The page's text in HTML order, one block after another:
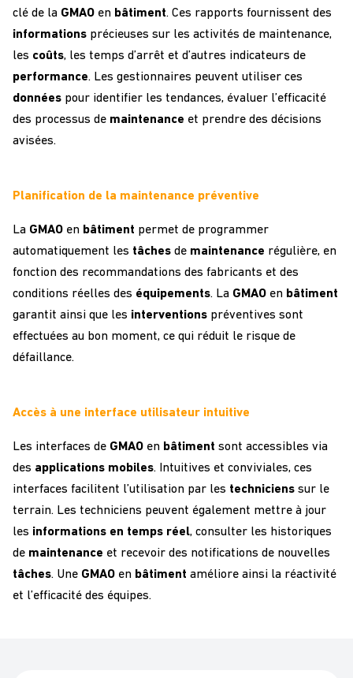
clé de la GMAO en bâtiment. Ces rapports fournissent des
informations précieuses sur les activités de maintenance,
les coûts, les temps d’arrêt et d’autres indicateurs de
performance. Les gestionnaires peuvent utiliser ces
données pour identifier les tendances, évaluer l’efficacité
des processus de maintenance et prendre des décisions
avisées.
Planification de la maintenance préventive
La GMAO en bâtiment permet de programmer
automatiquement les tâches de maintenance régulière, en
fonction des recommandations des fabricants et des
conditions réelles des équipements. La GMAO en bâtiment
garantit ainsi que les interventions préventives sont
effectuées au bon moment, ce qui réduit le risque de
défaillance.
Accès à une interface utilisateur intuitive
Les interfaces de GMAO en bâtiment sont accessibles via
des applications mobiles. Intuitives et conviviales, ces
interfaces facilitent l’utilisation par les techniciens sur le
terrain. Les techniciens peuvent également mettre à jour
les informations en temps réel, consulter les historiques
de maintenance et recevoir des notifications de nouvelles
tâches. Une GMAO en bâtiment améliore ainsi la réactivité
et l’efficacité des équipes.